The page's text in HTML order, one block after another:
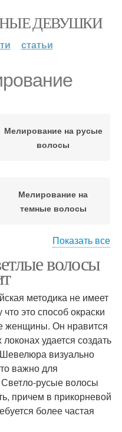
ДЕВУШКИ
статьи
Мелирование на русые
волосы
Мелирование на
темные волосы
мелирование
Показать все
волосы
методика не имеет
это способ окраски
женщины. Он нравится
удается создать
визуально
важно для
русые волосы
причем в прикорневой
более частая